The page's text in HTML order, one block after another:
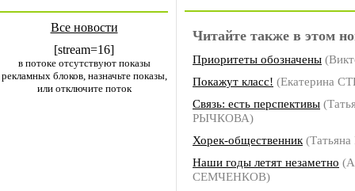
Все новости
[stream=16]
в потоке отсутствуют показы
рекламных блоков, назначьте показы,
или отключите поток
Читайте также в этом
Приоритеты обозначены
Покажут класс! (Екатерина
Связь: есть перспективы
РЫЧКОВА)
Хорек-общественник
Наши годы летят незаметно
СЕМЧЕНКОВ)